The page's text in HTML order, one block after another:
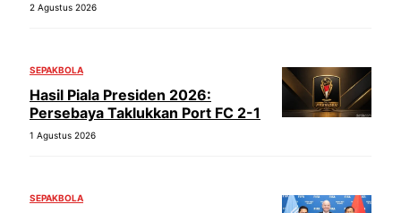
2 Agustus 2026
SEPAKBOLA
Hasil Piala Presiden 2026:
Persebaya Taklukkan Port FC 2-1
1 Agustus 2026
SEPAKBOLA